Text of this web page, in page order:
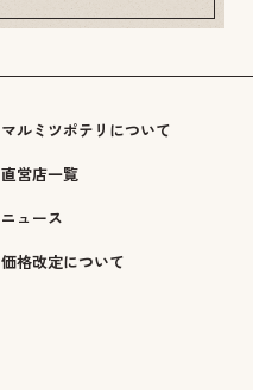
マルミツポテリについて
直営店一覧
ニュース
価格改定について